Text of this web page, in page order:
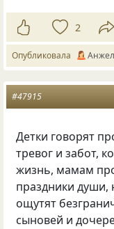
2
Опубликовала
#47915
Детки говорят
тревог и забот,
жизнь, мамам
праздники души,
ощутят
сыновей и